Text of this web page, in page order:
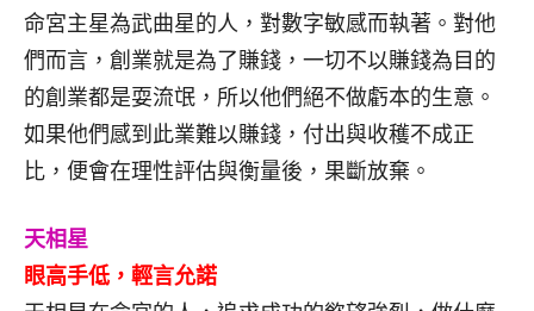
命宮主星為武曲星的人，對數字敏感而執著。對他
們而言，創業就是為了賺錢，一切不以賺錢為目的
的創業都是耍流氓，所以他們絕不做虧本的生意。
如果他們感到此業難以賺錢，付出與收穫不成正
比，便會在理性評估與衡量後，果斷放棄。
天相星
眼高手低，輕言允諾